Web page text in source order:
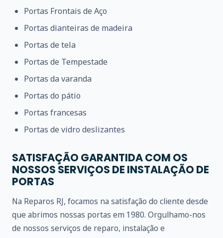
Portas Frontais de Aço
Portas dianteiras de madeira
Portas de tela
Portas de Tempestade
Portas da varanda
Portas do pátio
Portas francesas
Portas de vidro deslizantes
SATISFAÇÃO GARANTIDA COM OS
NOSSOS SERVIÇOS DE INSTALAÇÃO DE
PORTAS
Na Reparos RJ, focamos na satisfação do cliente desde
que abrimos nossas portas em 1980. Orgulhamo-nos
de nossos serviços de reparo, instalação e